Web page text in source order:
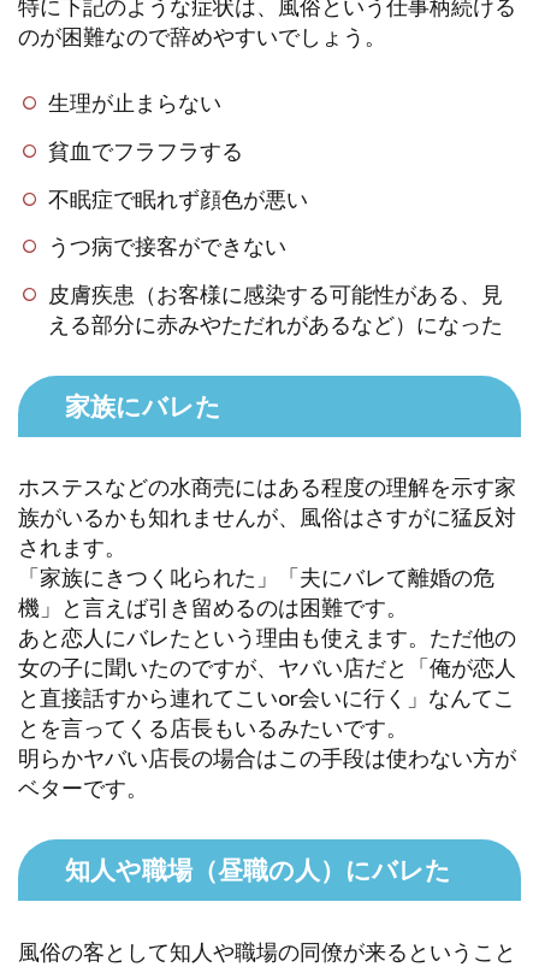
特に下記のような症状は、風俗という仕事柄続ける
のが困難なので辞めやすいでしょう。
生理が止まらない
貧血でフラフラする
不眠症で眠れず顔色が悪い
うつ病で接客ができない
皮膚疾患（お客様に感染する可能性がある、見
える部分に赤みやただれがあるなど）になった
家族にバレた
ホステスなどの水商売にはある程度の理解を示す家
族がいるかも知れませんが、風俗はさすがに猛反対
されます。
「家族にきつく叱られた」「夫にバレて離婚の危
機」と言えば引き留めるのは困難です。
あと恋人にバレたという理由も使えます。ただ他の
女の子に聞いたのですが、ヤバい店だと「俺が恋人
と直接話すから連れてこいor会いに行く」なんてこ
とを言ってくる店長もいるみたいです。
明らかヤバい店長の場合はこの手段は使わない方が
ベターです。
知人や職場（昼職の人）にバレた
風俗の客として知人や職場の同僚が来るということ